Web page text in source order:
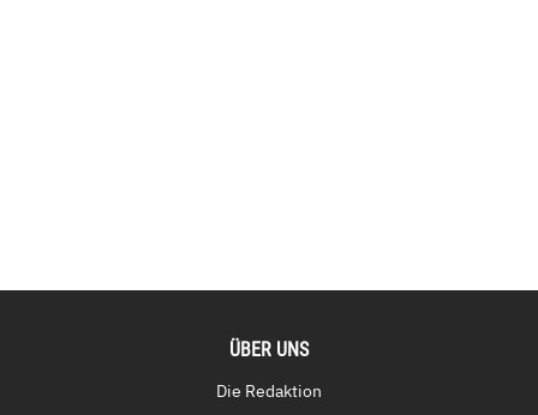
ÜBER UNS
Die Redaktion